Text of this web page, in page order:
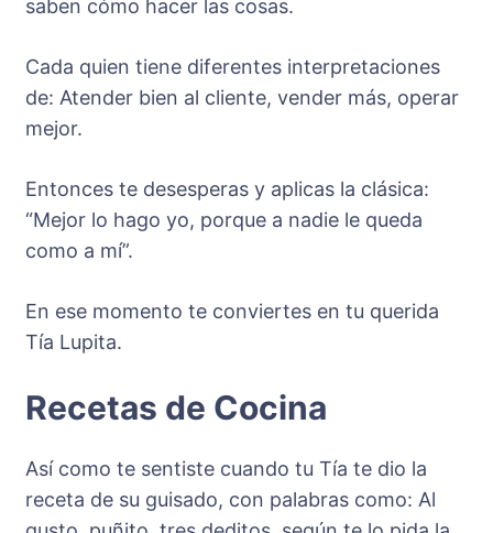
saben cómo hacer las cosas.
Cada quien tiene diferentes interpretaciones
de: Atender bien al cliente, vender más, operar
mejor.
Entonces te desesperas y aplicas la clásica:
“Mejor lo hago yo, porque a nadie le queda
como a mí”.
En ese momento te conviertes en tu querida
Tía Lupita.
Recetas de Cocina
Así como te sentiste cuando tu Tía te dio la
receta de su guisado, con palabras como: Al